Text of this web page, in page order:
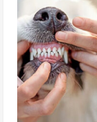
gatto
le
del